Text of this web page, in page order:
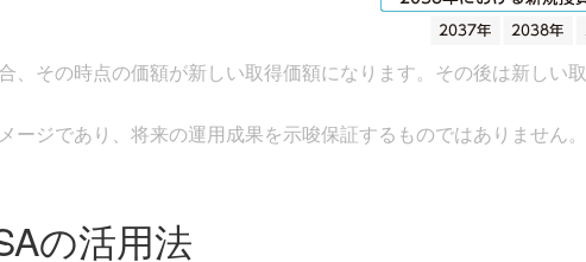
、その時点の価額が新しい取得価額になります。その後は新しい
ージであり、将来の運用成果を示唆保証するものではありません。
の活用法